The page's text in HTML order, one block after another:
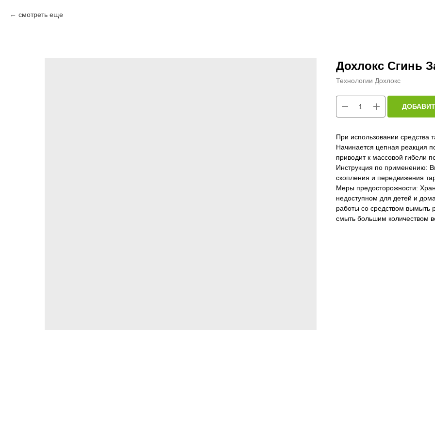
смотреть еще
Дохлокс Сгинь
Технологии Дохлокс
При использовании средства
Начинается цепная реакция
приводит к массовой гибели
Инструкция по применению:
скопления и передвижения
Меры предосторожности:
недоступном для детей и
работы со средством вымыть
смыть большим количеством